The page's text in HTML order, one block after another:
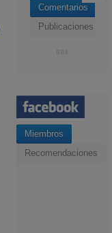
Comentarios
Publicaciones
Miembros
Recomendaciones